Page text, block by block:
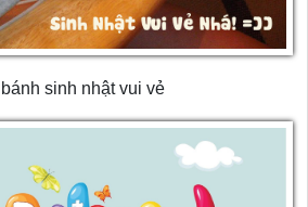
sinh nhật vui vẻ